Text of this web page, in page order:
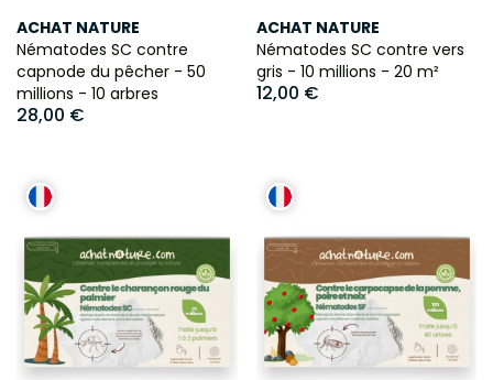
ACHAT NATURE
Nématodes SC contre
capnode du pêcher - 50
millions - 10 arbres
28,00 €
ACHAT NATURE
Nématodes SC contre vers
gris - 10 millions - 20 m²
12,00 €